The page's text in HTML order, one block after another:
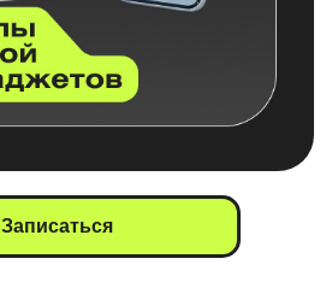
Записаться